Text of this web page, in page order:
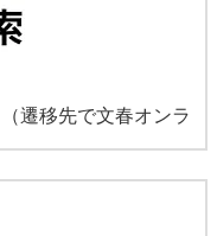
（遷移先で文春オンラ